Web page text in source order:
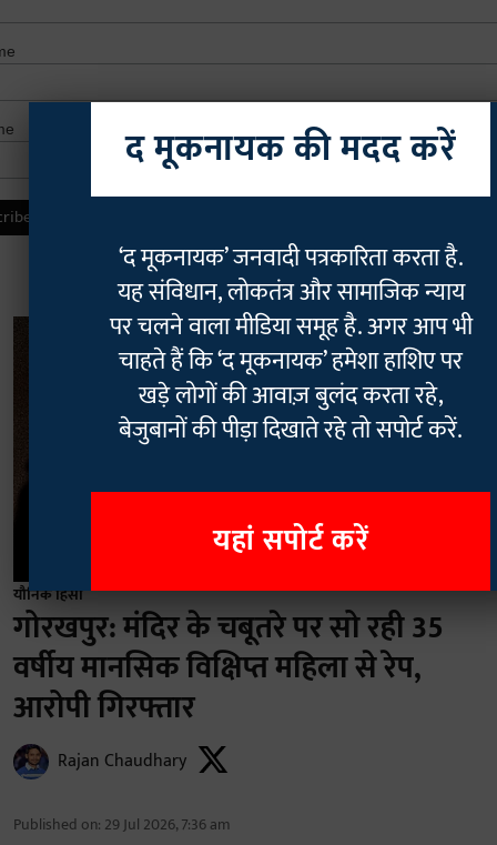
यौनिक हिंसा
गोरखपुर: मंदिर के चबूतरे पर सो रही 35
वर्षीय मानसिक विक्षिप्त महिला से रेप,
आरोपी गिरफ्तार
Rajan Chaudhary
Published on: 29 Jul 2026, 7:36 am
द मूकनायक की मदद करें
‘द मूकनायक’ जनवादी पत्रकारिता करता है.
यह संविधान, लोकतंत्र और सामाजिक न्याय
पर चलने वाला मीडिया समूह है. अगर आप भी
चाहते हैं कि ‘द मूकनायक’ हमेशा हाशिए पर
खड़े लोगों की आवाज़ बुलंद करता रहे,
बेजुबानों की पीड़ा दिखाते रहे तो सपोर्ट करें.
यहां सपोर्ट करें